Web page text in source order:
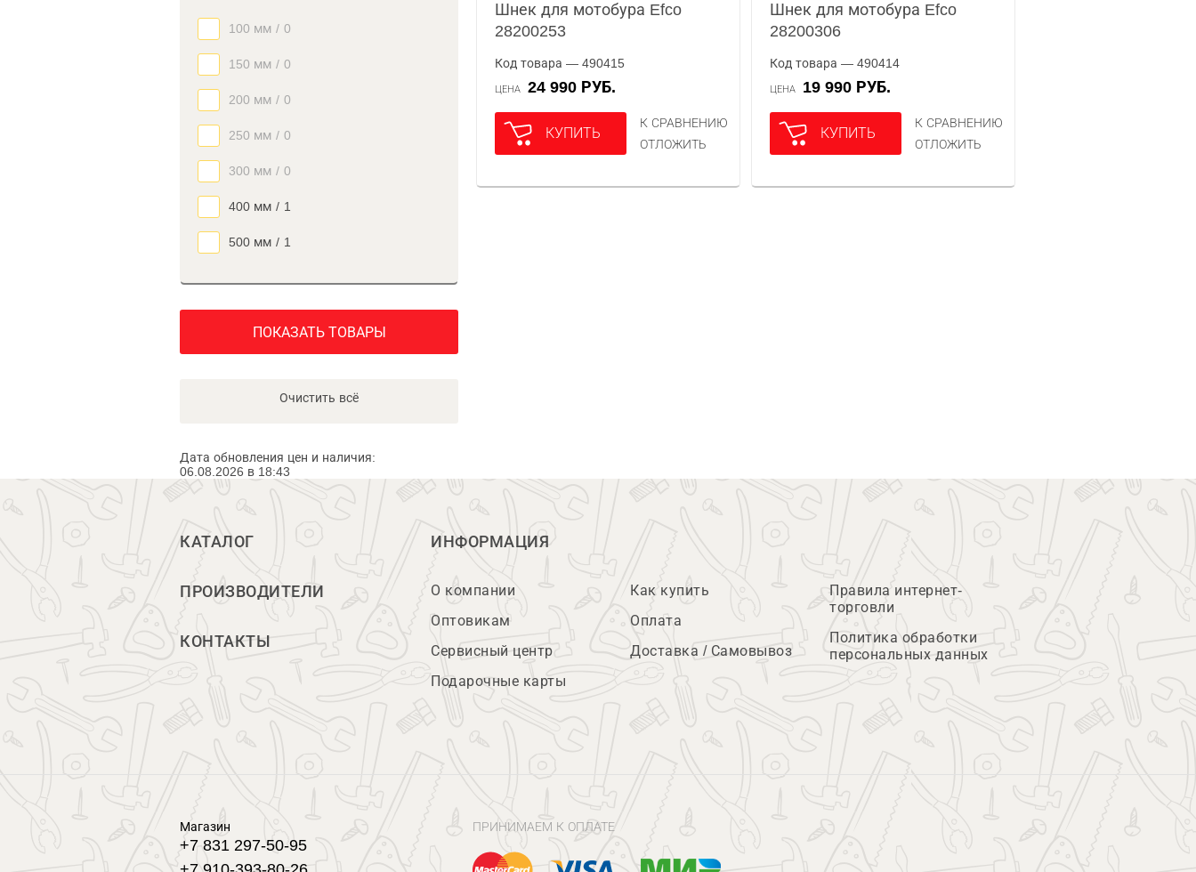
100 мм / 0
150 мм / 0
200 мм / 0
250 мм / 0
300 мм / 0
400 мм / 1
500 мм / 1
ПОКАЗАТЬ ТОВАРЫ
Очистить всё
Дата обновления цен и наличия:
06.08.2026 в 18:43
Шнек для мотобура Efco
28200253
Код товара — 490415
ЦЕНА 24 990 РУБ.
КУПИТЬ
К СРАВНЕНИЮ
ОТЛОЖИТЬ
Шнек для мотобура Efco
28200306
Код товара — 490414
ЦЕНА 19 990 РУБ.
КУПИТЬ
К СРАВНЕНИЮ
ОТЛОЖИТЬ
КАТАЛОГ
ПРОИЗВОДИТЕЛИ
КОНТАКТЫ
ИНФОРМАЦИЯ
О компании
Оптовикам
Сервисный центр
Подарочные карты
Как купить
Оплата
Доставка / Самовывоз
Правила интернет-
торговли
Политика обработки
персональных данных
Магазин
+7 831 297-50-95
ПРИНИМАЕМ К ОПЛАТЕ